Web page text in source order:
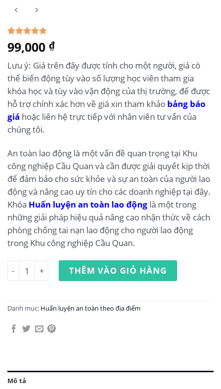
5.00 trên 5
dựa trên
1
99,000 ₫
Lưu ý: Giá trên đây được tính cho một người, giá có
thể biến động tùy vào số lượng học viên tham gia
khóa học và tùy vào vận động của thị trường, để được
hỗ trợ chính xác hơn về giá xin tham khảo bảng báo
giá hoặc liên hệ trực tiếp với nhân viên tư vấn của
chúng tôi.
An toàn lao động là một vấn đề quan trọng tại Khu
công nghiệp Cầu Quan và cần được giải quyết kịp thời
để đảm bảo cho sức khỏe và sự an toàn của người lao
động và nâng cao uy tín cho các doanh nghiệp tại đây.
Khóa Huấn luyện an toàn lao động là một trong
những giải pháp hiệu quả nâng cao nhận thức về cách
phòng chống tai nạn lao động cho người lao động
trong Khu công nghiệp Cầu Quan.
Huấn luyện an toàn lao động tại Khu công nghiệp Cầu
THÊM VÀO GIỎ HÀNG
Danh mục: Huấn luyện an toàn theo địa điểm
Mô tả